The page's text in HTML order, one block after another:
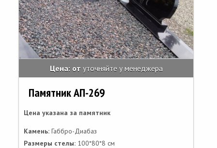
Цена: от уточняйте у менеджера
Памятник АП-269
Цена указана за памятник
Камень: Габбро-Диабаз
Размеры стелы: 100*80*8 см